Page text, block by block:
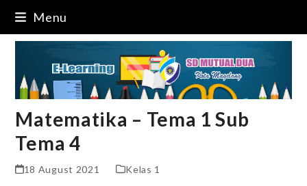
content
Menu
Matematika – Tema 1 Sub
Tema 4
18 August 2021 Kelas 1